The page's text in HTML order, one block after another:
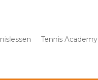
Tennis Academy